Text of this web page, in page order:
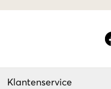
Klantenservice